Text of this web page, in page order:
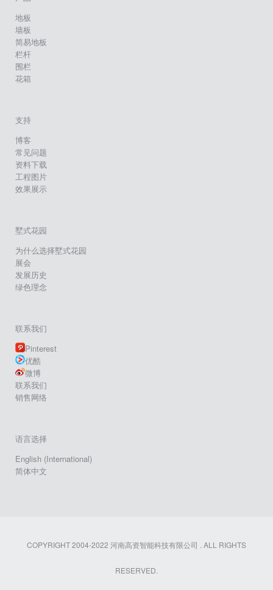
地板
墙板
简易地板
栏杆
围栏
花箱
支持
博客
常见问题
资料下载
工程图片
效果展示
墅式花园
为什么选择墅式花园
展会
发展历史
绿色理念
联系我们
Pinterest
优酷
微博
联系我们
销售网络
语言选择
English (International)
简体中文
COPYRIGHT 2004-2022 河南高资智能科技有限公司 . ALL RIGHTS
RESERVED.